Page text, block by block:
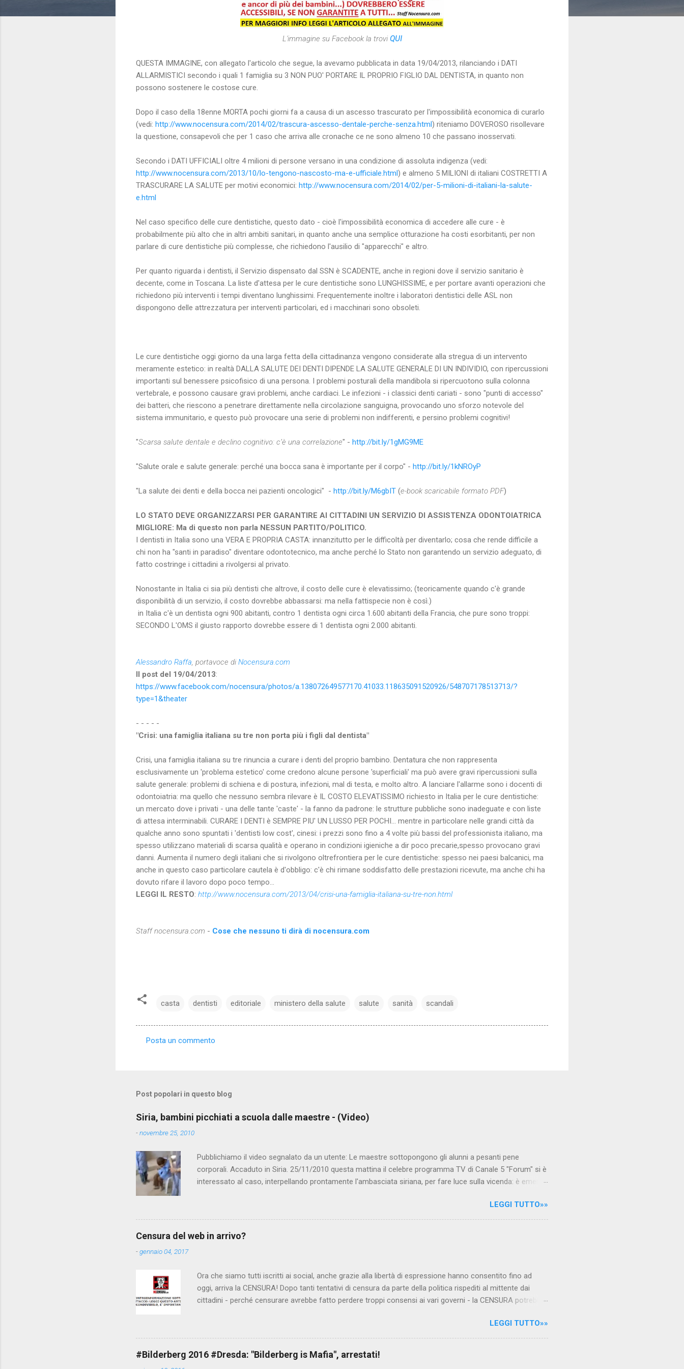
L'immagine su Facebook la trovi QUI
QUESTA IMMAGINE, con allegato l'articolo che segue, la avevamo pubblicata in data 19/04/2013, rilanciando i DATI
ALLARMISTICI secondo i quali 1 famiglia su 3 NON PUO' PORTARE IL PROPRIO FIGLIO DAL DENTISTA, in quanto non
possono sostenere le costose cure.
Dopo il caso della 18enne MORTA pochi giorni fa a causa di un ascesso trascurato per l'impossibilità economica di curarlo
(vedi: http://www.nocensura.com/2014/02/trascura-ascesso-dentale-perche-senza.html) riteniamo DOVEROSO risollevare
la questione, consapevoli che per 1 caso che arriva alle cronache ce ne sono almeno 10 che passano inosservati.
Secondo i DATI UFFICIALI oltre 4 milioni di persone versano in una condizione di assoluta indigenza (vedi:
http://www.nocensura.com/2013/10/lo-tengono-nascosto-ma-e-ufficiale.html) e almeno 5 MILIONI di italiani COSTRETTI A
TRASCURARE LA SALUTE per motivi economici: http://www.nocensura.com/2014/02/per-5-milioni-di-italiani-la-salute-
e.html
Nel caso specifico delle cure dentistiche, questo dato - cioè l'impossibilità economica di accedere alle cure - è
probabilmente più alto che in altri ambiti sanitari, in quanto anche una semplice otturazione ha costi esorbitanti, per non
parlare di cure dentistiche più complesse, che richiedono l'ausilio di "apparecchi" e altro.
Per quanto riguarda i dentisti, il Servizio dispensato dal SSN è SCADENTE, anche in regioni dove il servizio sanitario è
decente, come in Toscana. La liste d'attesa per le cure dentistiche sono LUNGHISSIME, e per portare avanti operazioni che
richiedono più interventi i tempi diventano lunghissimi. Frequentemente inoltre i laboratori dentistici delle ASL non
dispongono delle attrezzatura per interventi particolari, ed i macchinari sono obsoleti.
Le cure dentistiche oggi giorno da una larga fetta della cittadinanza vengono considerate alla stregua di un intervento
meramente estetico: in realtà DALLA SALUTE DEI DENTI DIPENDE LA SALUTE GENERALE DI UN INDIVIDIO, con ripercussioni
importanti sul benessere psicofisico di una persona. I problemi posturali della mandibola si ripercuotono sulla colonna
vertebrale, e possono causare gravi problemi, anche cardiaci. Le infezioni - i classici denti cariati - sono "punti di accesso"
dei batteri, che riescono a penetrare direttamente nella circolazione sanguigna, provocando uno sforzo notevole del
sistema immunitario, e questo può provocare una serie di problemi non indifferenti, e persino problemi cognitivi!
"Scarsa salute dentale e declino cognitivo: c’è una correlazione" - http://bit.ly/1gMG9ME
"Salute orale e salute generale: perché una bocca sana è importante per il corpo" - http://bit.ly/1kNROyP
"La salute dei denti e della bocca nei pazienti oncologici" - http://bit.ly/M6gbIT (e-book scaricabile formato PDF)
LO STATO DEVE ORGANIZZARSI PER GARANTIRE AI CITTADINI UN SERVIZIO DI ASSISTENZA ODONTOIATRICA
MIGLIORE: Ma di questo non parla NESSUN PARTITO/POLITICO.
I dentisti in Italia sono una VERA E PROPRIA CASTA: innanzitutto per le difficoltà per diventarlo; cosa che rende difficile a
chi non ha "santi in paradiso" diventare odontotecnico, ma anche perché lo Stato non garantendo un servizio adeguato, di
fatto costringe i cittadini a rivolgersi al privato.
Nonostante in Italia ci sia più dentisti che altrove, il costo delle cure è elevatissimo; (teoricamente quando c'è grande
disponibilità di un servizio, il costo dovrebbe abbassarsi: ma nella fattispecie non è così.)
in Italia c'è un dentista ogni 900 abitanti, contro 1 dentista ogni circa 1.600 abitanti della Francia, che pure sono troppi:
SECONDO L'OMS il giusto rapporto dovrebbe essere di 1 dentista ogni 2.000 abitanti.
Alessandro Raffa , portavoce di Nocensura.com
Il post del 19/04/2013:
https://www.facebook.com/nocensura/photos/a.138072649577170.41033.118635091520926/548707178513713/?
type=1&theater
- - - - -
"Crisi: una famiglia italiana su tre non porta più i figli dal dentista"
Crisi, una famiglia italiana su tre rinuncia a curare i denti del proprio bambino. Dentatura che non rappresenta
esclusivamente un 'problema estetico' come credono alcune persone 'superficiali' ma può avere gravi ripercussioni sulla
salute generale: problemi di schiena e di postura, infezioni, mal di testa, e molto altro. A lanciare l'allarme sono i docenti di
odontoiatria: ma quello che nessuno sembra rilevare è IL COSTO ELEVATISSIMO richiesto in Italia per le cure dentistiche:
un mercato dove i privati - una delle tante 'caste' - la fanno da padrone: le strutture pubbliche sono inadeguate e con liste
di attesa interminabili. CURARE I DENTI è SEMPRE PIU' UN LUSSO PER POCHI... mentre in particolare nelle grandi città da
qualche anno sono spuntati i 'dentisti low cost', cinesi: i prezzi sono fino a 4 volte più bassi del professionista italiano, ma
spesso utilizzano materiali di scarsa qualità e operano in condizioni igieniche a dir poco precarie,spesso provocano gravi
danni. Aumenta il numero degli italiani che si rivolgono oltrefrontiera per le cure dentistiche: spesso nei paesi balcanici, ma
anche in questo caso particolare cautela è d'obbligo: c'è chi rimane soddisfatto delle prestazioni ricevute, ma anche chi ha
dovuto rifare il lavoro dopo poco tempo...
LEGGI IL RESTO: http://www.nocensura.com/2013/04/crisi-una-famiglia-italiana-su-tre-non.html
Staff nocensura.com - Cose che nessuno ti dirà di nocensura.com
casta dentisti editoriale ministero della salute salute sanità scandali
m
n
t
i
Posta un commento
Post popolari in questo blog
Siria, bambini picchiati a scuola dalle maestre - (Video)
-novembre 25, 2010
Pubblichiamo il video segnalato da un utente: Le maestre sottopongono gli alunni a pesanti pene
corporali. Accaduto in Siria. 25/11/2010 questa mattina il celebre programma TV di Canale 5 "Forum" si è
interessato al caso, interpellando prontamente l'ambasciata siriana, per fare luce sulla vicenda: è emerso
state punite e allontanate dalla scuola. LEGGI IL SERVIZIO . staff nocensura.com Condividi su Facebook
LEGGI TUTTO»»
Censura del web in arrivo?
-gennaio 04, 2017
Ora che siamo tutti iscritti ai social, anche grazie alla libertà di espressione hanno consentito fino ad
oggi, arriva la CENSURA! Dopo tanti tentativi di censura da parte della politica rispediti al mittente dai
cittadini - perché censurare avrebbe fatto perdere troppi consensi ai vari governi - la CENSURA potrebbe
AGCM (da non confondere con AGCOM) tra l'altro il momento è proprizio perché al governo non c'è più
Matteo Renzi ma il buon Renziloni , controfigura di Renzi messo li per mettere la faccia su quelle misure
che per l'ex sindaco di Firenze sarebbero state sconvenienti , dai miliardi da sborsare per le banche allo
sdoganamento della censura del web. Renzi è tornato a casa, a farsi riprendere mentre fa la spesa come
LEGGI TUTTO»»
#Bilderberg 2016 #Dresda: "Bilderberg is Mafia", arrestati!